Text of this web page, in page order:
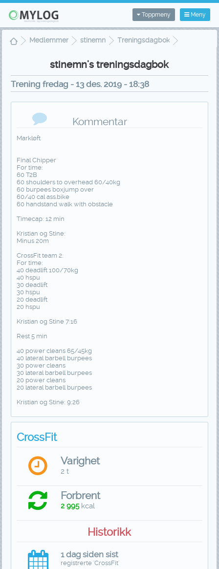
Meny
Toppmeny
Medlemmer stinemn
Treningsdagbok
stinemn's treningsdagbok
Trening fredag - 13 des. 2019 - 18:38
Kommentar
Markløft
Final Chipper
For time:
60 T2B
60 shoulders to overhead 60/40kg
60 burpees boxjump over
60/40 cal ass.bike
60 handstand walk with obstacle
Timecap: 12 min
Kristian og Stine:
Minus 20m
CrossFit team 2:
For time:
40 deadlift 100/70kg
40 hspu
30 deadlift
30 hspu
20 deadlift
20 hspu
Kristian og Stine 7:16
Rest 5 min
40 power cleans 65/45kg
40 lateral barbell burpees
30 power cleans
30 lateral barbell burpees
20 power cleans
20 lateral barbell burpees
Kristian og Stine: 9:26
CrossFit
Varighet
2 t
Forbrent
2 995kcal
Historikk
1 dag siden sist
registrerte 'CrossFit'